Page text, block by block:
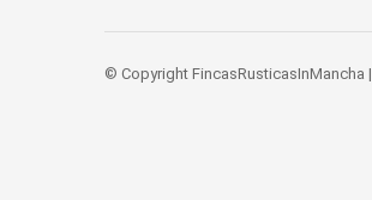
© Copyright FincasRusticasInMancha |